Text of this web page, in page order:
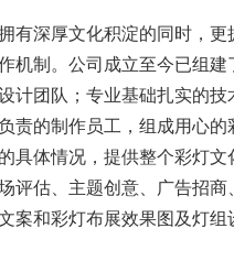
有深厚文化积淀的同时，更
机制。公司成立至今已组
计团队；专业基础扎实的技
责的制作员工，组成用心的
具体情况，提供整个彩灯文
评估、主题创意、广告招商
案和彩灯布展效果图及灯组